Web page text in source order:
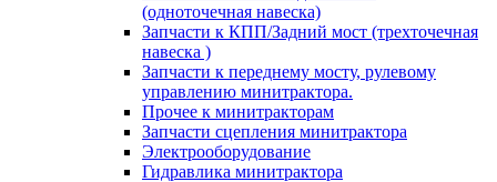
(одноточечная навеска)
Запчасти к КПП/Задний мост (трехточечная
навеска )
Запчасти к переднему мосту, рулевому
управлению минитрактора.
Прочее к минитракторам
Запчасти сцепления минитрактора
Электрооборудование
Гидравлика минитрактора